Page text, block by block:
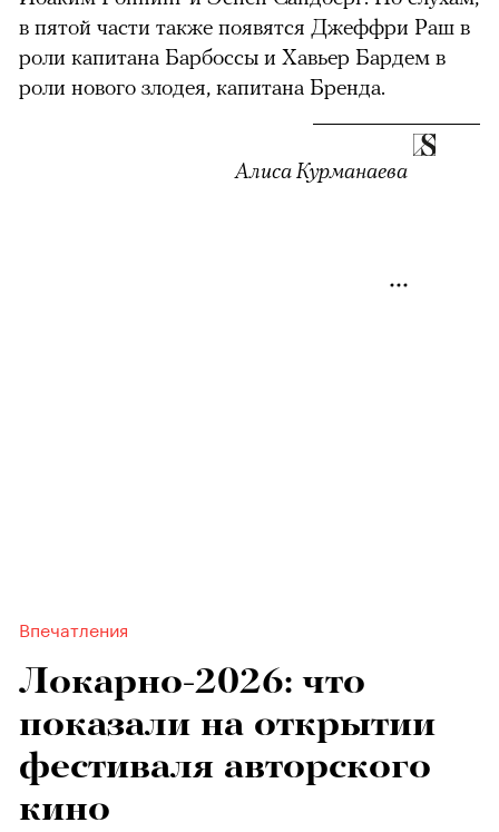
в пятой части также появятся Джеффри Раш в
роли капитана Барбоссы и Хавьер Бардем в
роли нового злодея, капитана Бренда.
Алиса Курманаева
Впечатления
Локарно-2026: что
показали на открытии
фестиваля авторского
кино